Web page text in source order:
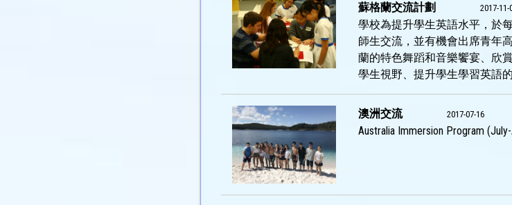
蘇格蘭交流計劃 2017-11-
學校為提升學生英語水平，於
師生交流，並有機會出席青年
蘭的特色舞蹈和音樂饗宴、欣
學生視野、提升學生學習英語的
澳洲交流 2017-07-16
Australia Immersion Program